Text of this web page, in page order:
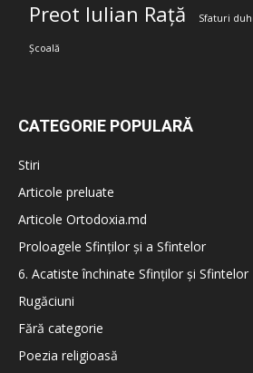
Preot Iulian Rață Sfaturi
Școală
CATEGORIE POPULARĂ
Stiri
Articole preluate
Articole Ortodoxia.md
Proloagele Sfinților și a Sfintelor
6. Acatiste închinate Sfinților și Sfintelor
Rugăciuni
Fără categorie
Poezia religioasă